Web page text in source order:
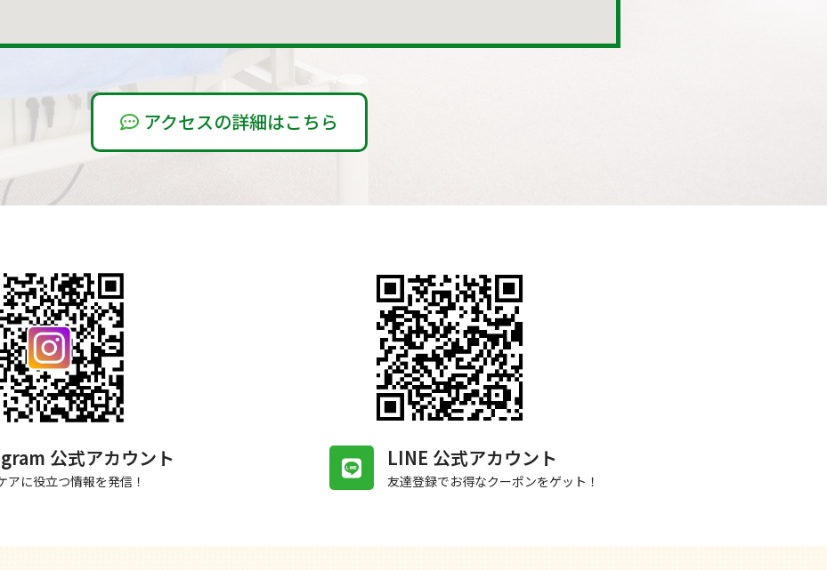
アクセスの詳細はこちら
公式アカウント
アに役立つ情報を発信！
LINE 公式アカウント
友達登録でお得なクーポンをゲット！